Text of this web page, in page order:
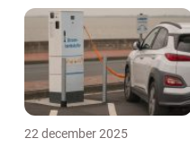
22 december 2025